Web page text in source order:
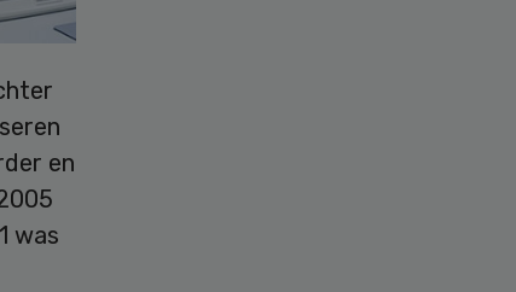
en
was